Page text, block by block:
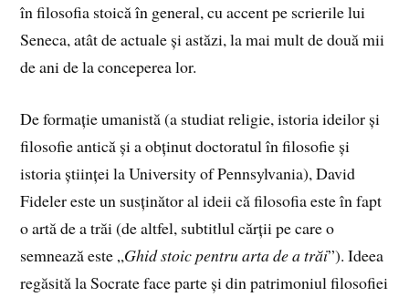
în filosofia stoică în general, cu accent pe scrierile lui
Seneca, atât de actuale și astăzi, la mai mult de două mii
de ani de la conceperea lor.
De formație umanistă (a studiat religie, istoria ideilor și
filosofie antică și a obținut doctoratul în filosofie și
istoria științei la University of Pennsylvania), David
Fideler este un susținător al ideii că filosofia este în fapt
o artă de a trăi (de altfel, subtitlul cărții pe care o
semnează este „Ghid stoic pentru arta de a trăi”). Ideea
regăsită la Socrate face parte și din patrimoniul filosofiei